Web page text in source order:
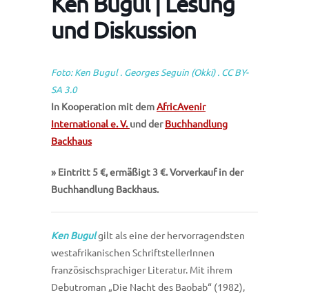
und Diskussion
Foto: Ken Bugul . Georges Seguin (Okki). CC BY-
SA 3.0
In Kooperation mit demAfricAvenir
International e. V. und derBuchhandlung
Backhaus
» Eintritt 5 €, ermäßigt 3 €. Vorverkauf in der
Buchhandlung Backhaus.
Ken Bugulgilt als eine der hervorragendsten
westafrikanischen SchriftstellerInnen
französischsprachiger Literatur. Mit ihrem
Debutroman „Die Nacht des Baobab“ (1982),